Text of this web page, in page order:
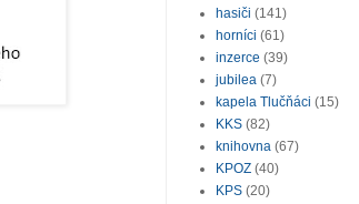
hasiči (141)
horníci (61)
inzerce (39)
jubilea (7)
kapela Tlučňáci (15)
KKS (82)
knihovna (67)
KPOZ (40)
KPS (20)